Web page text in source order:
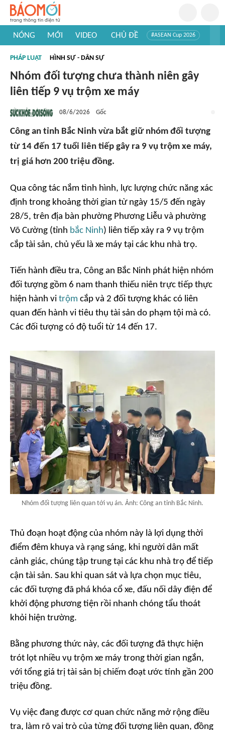
NÓNG MỚI VIDEO CHỦ ĐỀ #ASEAN Cup 2026
#Khám phá thế giới
PHÁP LUẬT HÌNH SỰ - DÂN SỰ
Nhóm đối tượng chưa thành niên gây
liên tiếp 9 vụ trộm xe máy
08/6/2026 Gốc
Công an tỉnh Bắc Ninh vừa bắt giữ nhóm đối tượng
từ 14 đến 17 tuổi liên tiếp gây ra 9 vụ trộm xe máy,
trị giá hơn 200 triệu đồng.
Qua công tác nắm tình hình, lực lượng chức năng xác
định trong khoảng thời gian từ ngày 15/5 đến ngày
28/5, trên địa bàn phường Phương Liễu và phường
Võ Cường (tỉnh bắc Ninh) liên tiếp xảy ra 9 vụ trộm
cắp tài sản, chủ yếu là xe máy tại các khu nhà trọ.
Tiến hành điều tra, Công an Bắc Ninh phát hiện nhóm
đối tượng gồm 6 nam thanh thiếu niên trực tiếp thực
hiện hành vi trộm cắp và 2 đối tượng khác có liên
quan đến hành vi tiêu thụ tài sản do phạm tội mà có.
Các đối tượng có độ tuổi từ 14 đến 17.
Nhóm đối tượng liên quan tới vụ án. Ảnh: Công an tỉnh Bắc Ninh.
Thủ đoạn hoạt động của nhóm này là lợi dụng thời
điểm đêm khuya và rạng sáng, khi người dân mất
cảnh giác, chúng tập trung tại các khu nhà trọ để tiếp
cận tài sản. Sau khi quan sát và lựa chọn mục tiêu,
các đối tượng đã phá khóa cổ xe, đấu nối dây điện để
khởi động phương tiện rồi nhanh chóng tẩu thoát
khỏi hiện trường.
Bằng phương thức này, các đối tượng đã thực hiện
trót lọt nhiều vụ trộm xe máy trong thời gian ngắn,
với tổng giá trị tài sản bị chiếm đoạt ước tính gần 200
triệu đồng.
Vụ việc đang được cơ quan chức năng mở rộng điều
tra, làm rõ vai trò của từng đối tượng liên quan, đồng